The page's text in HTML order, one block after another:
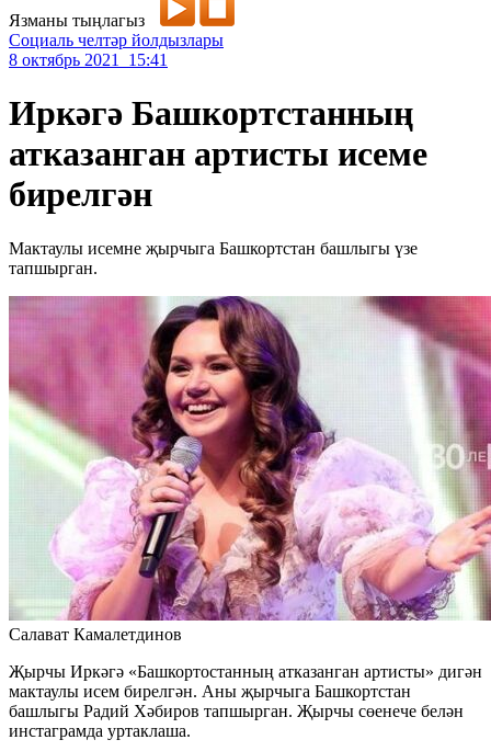
Язманы тыңлагыз
Социаль челтәр йолдызлары
8 октябрь 2021 15:41
Иркәгә Башкортстанның
атказанган артисты исеме
бирелгән
Мактаулы исемне җырчыга Башкортстан башлыгы үзе
тапшырган.
Салават Камалетдинов
Җырчы Иркәгә «Башкортостанның атказанган артисты» дигән
мактаулы исем бирелгән. Аны җырчыга Башкортстан
башлыгы Радий Хәбиров тапшырган. Җырчы сөенече белән
инстаграмда уртаклаша.